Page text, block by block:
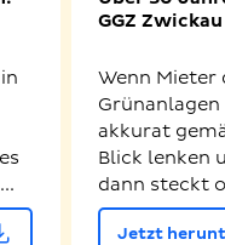
GGZ Zwickau
Wenn
Grünanlagen
akkurat
Blick lenken
dann steckt
Jetzt